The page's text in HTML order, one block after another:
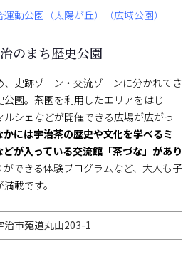
動公園（太陽が丘）（広域公園）
のまち歴史公園
史跡ゾーン・交流ゾーンに分かれてさ
園。茶園を利用したエリアをはじ
シェなどが開催できる広場が広がっ
かには宇治茶の歴史や文化を学べるミ
が入っている交流館「茶づな」があり
できる体験プログラムなど、大人も子
載です。
治市菟道丸山203-1